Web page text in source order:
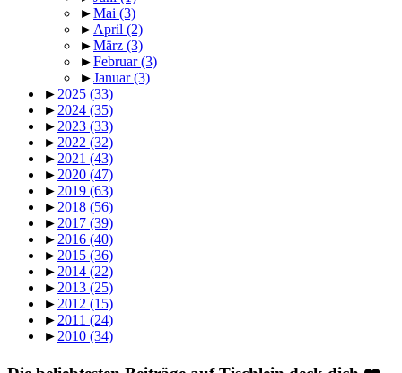
►Mai (3)
► April (2)
►März (3)
►Februar(3)
►Januar(3)
► 2025 (33)
► 2024 (35)
► 2023 (33)
► 2022 (32)
► 2021 (43)
► 2020 (47)
► 2019 (63)
► 2018 (56)
► 2017 (39)
► 2016 (40)
► 2015 (36)
► 2014 (22)
► 2013 (25)
► 2012 (15)
► 2011 (24)
► 2010 (34)